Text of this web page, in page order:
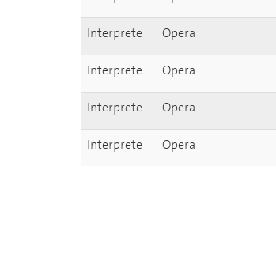
Interprete Opera
Interprete Opera
Interprete Opera
Interprete Opera